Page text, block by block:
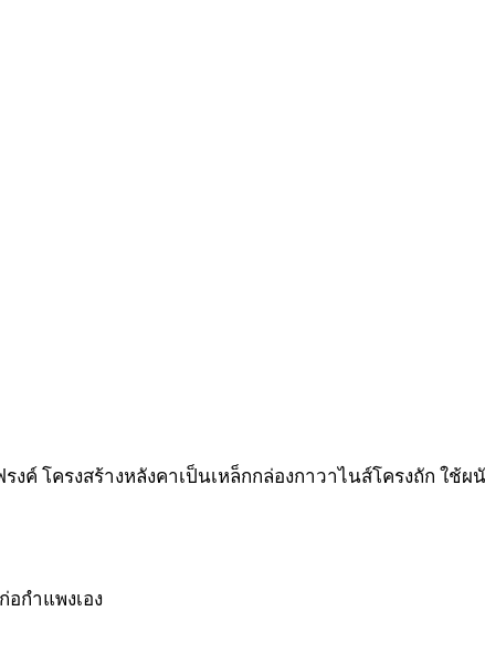
งค์ โครงสร้างหลังคาเป็นเหล็กกล่องกาวาไนส์โครงถัก ใช้ผ
กำแพงเอง